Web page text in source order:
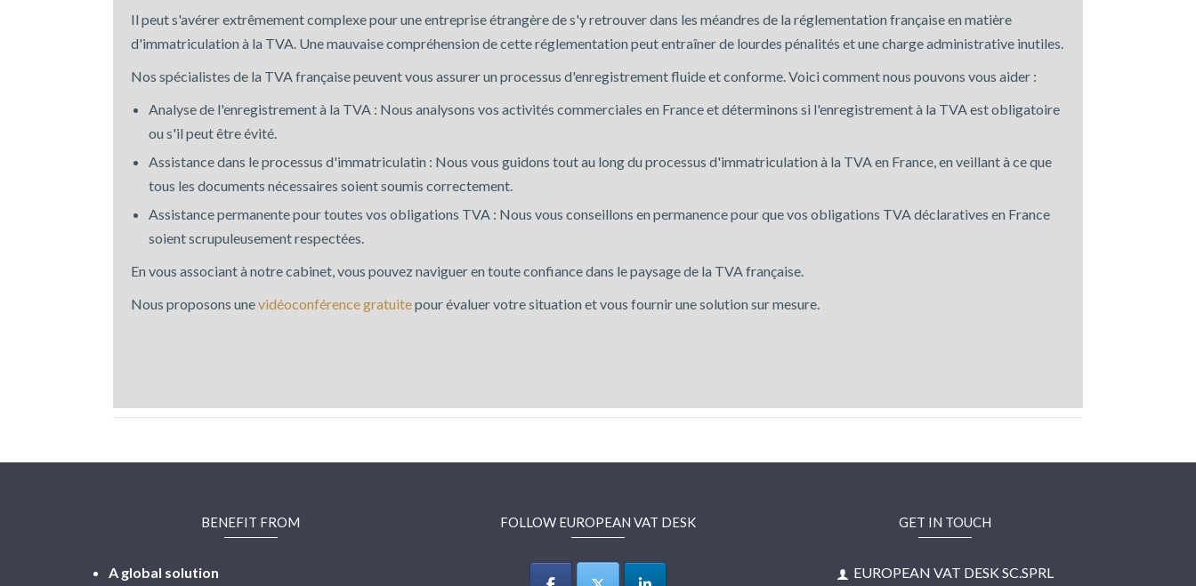
Il peut s'avérer extrêmement complexe pour une entreprise étrangère de s'y retrouver dans les méandres de la réglementation française en matière
d'immatriculation à la TVA. Une mauvaise compréhension de cette réglementation peut entraîner de lourdes pénalités et une charge administrative inutiles.
Nos spécialistes de la TVA française peuvent vous assurer un processus d'enregistrement fluide et conforme. Voici comment nous pouvons vous aider :
Analyse de l'enregistrement à la TVA : Nous analysons vos activités commerciales en France et déterminons si l'enregistrement à la TVA est obligatoire
ou s'il peut être évité.
Assistance dans le processus d'immatriculatin : Nous vous guidons tout au long du processus d'immatriculation à la TVA en France, en veillant à ce que
tous les documents nécessaires soient soumis correctement.
Assistance permanente pour toutes vos obligations TVA : Nous vous conseillons en permanence pour que vos obligations TVA déclaratives en France
soient scrupuleusement respectées.
En vous associant à notre cabinet, vous pouvez naviguer en toute confiance dans le paysage de la TVA française.
Nous proposons unevidéoconférence gratuitepour évaluer votre situation et vous fournir une solution sur mesure.
BENEFIT FROM
A global solution
FOLLOW EUROPEAN VAT DESK GET IN TOUCH
EUROPEAN VAT DESK SC.SPRL